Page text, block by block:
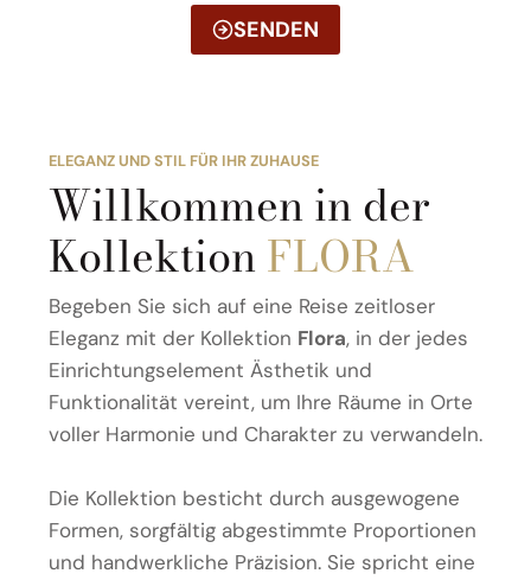
SENDEN
ELEGANZ UND STIL FÜR IHR ZUHAUSE
Willkommen in der
KollektionFLORA
Begeben Sie sich auf eine Reise zeitloser
Eleganz mit der Kollektion Flora, in der jedes
Einrichtungselement Ästhetik und
Funktionalität vereint, um Ihre Räume in Orte
voller Harmonie und Charakter zu verwandeln.
Die Kollektion besticht durch ausgewogene
Formen, sorgfältig abgestimmte Proportionen
und handwerkliche Präzision. Sie spricht eine